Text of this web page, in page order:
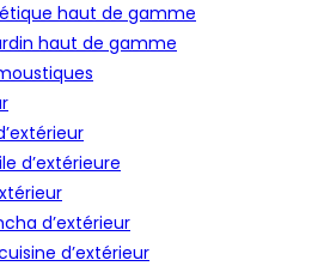
haut de gamme
haut de gamme
d’extérieure
d’extérieur
d’extérieur